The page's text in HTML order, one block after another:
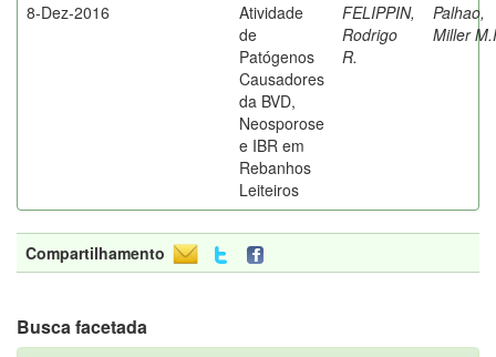
8-Dez-2016
Atividade
de
Patógenos
Causadores
da BVD,
Neosporose
e IBR em
Rebanhos
Leiteiros
FELIPPIN,
Rodrigo
R.
Palhao,
Miller
Compartilhamento
Busca facetada